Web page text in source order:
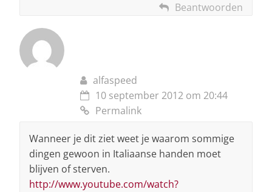
Beantwoorden
alfaspeed
10 september 2012 om 20:44
Permalink
Wanneer je dit ziet weet je waarom sommige
dingen gewoon in Italiaanse handen moet
blijven of sterven.
http://www.youtube.com/watch?